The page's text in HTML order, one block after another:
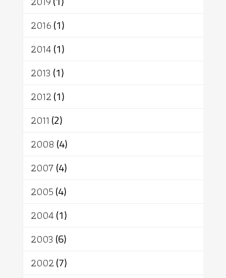
2016(1)
2014(1)
2013 (1)
2012(1)
2011 (2)
2008 (4)
2007(4)
2005(4)
2004(1)
2003 (6)
2002(7)